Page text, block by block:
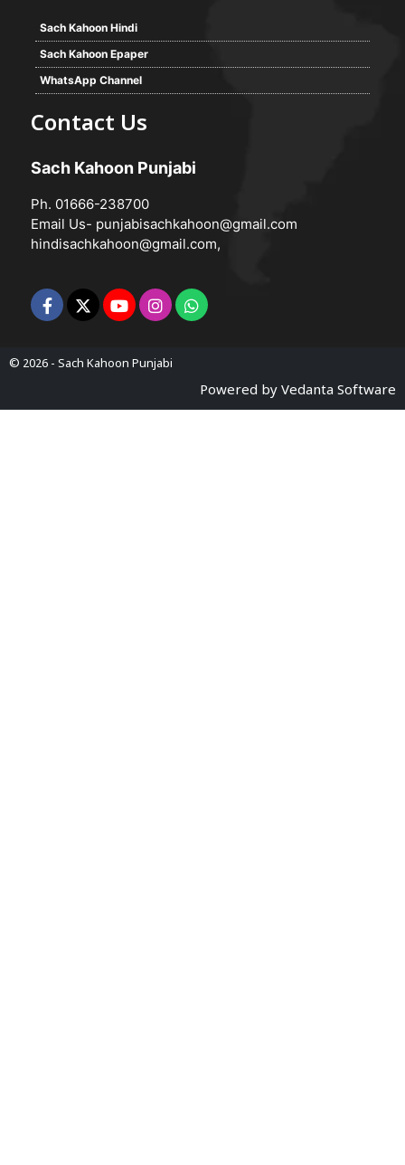
Sach Kahoon Hindi
Sach Kahoon Epaper
WhatsApp Channel
Contact Us
Sach Kahoon Punjabi
Ph. 01666-238700
Email Us- punjabisachkahoon@gmail.com
hindisachkahoon@gmail.com,
© 2026 - Sach Kahoon Punjabi
Powered by Vedanta Software